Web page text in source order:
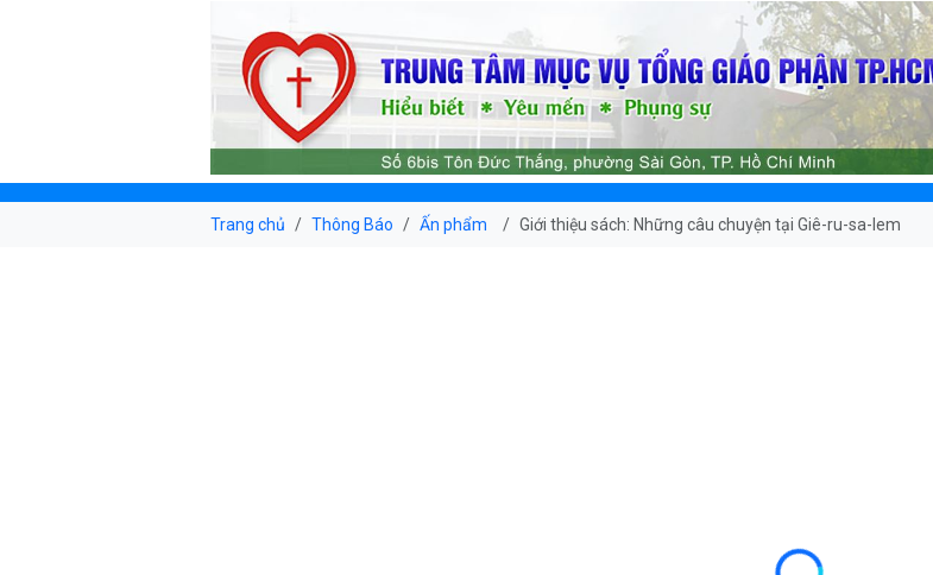
Trang chủ Thông Báo Ấn phẩm Giới thiệu sách: Những câu chuyện tại Giê-ru-sa-lem